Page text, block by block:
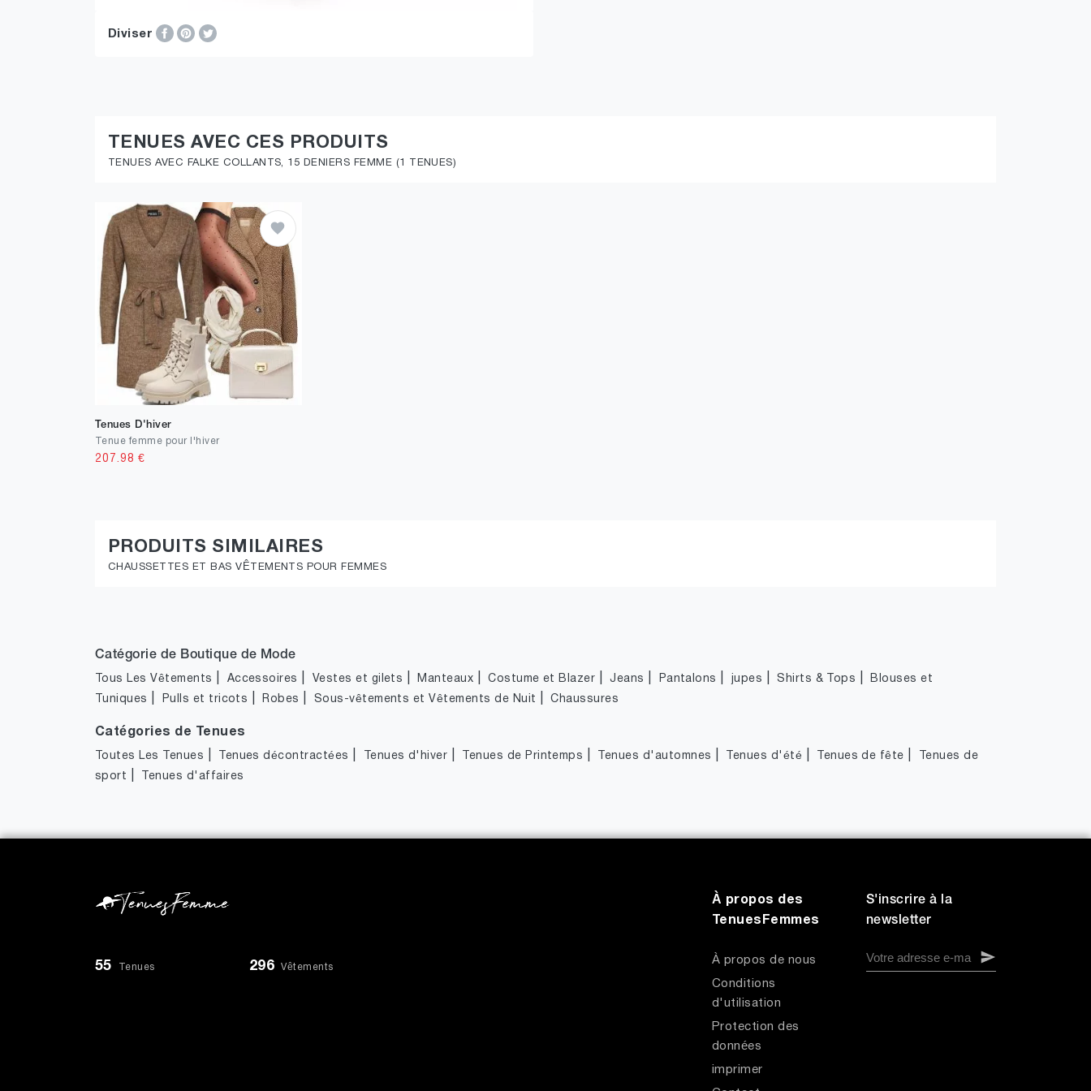
Diviser
TENUES AVEC CES PRODUITS
TENUES AVEC FALKE COLLANTS, 15 DENIERS FEMME (1 TENUES)
Tenues D'hiver
Tenue femme pour l'hiver
207.98 €
PRODUITS SIMILAIRES
CHAUSSETTES ET BAS VÊTEMENTS POUR FEMMES
Catégorie de Boutique de Mode
Tous Les Vêtements Accessoires Vestes et gilets Manteaux |Costume et Blazer |Jeans Pantalons jupes |Shirts & Tops
Blouses et
Tuniques
Pulls et tricots Robes Sous-vêtements et Vêtements de Nuit |Chaussures
Catégories de Tenues
Toutes Les Tenues Tenues décontractées Tenues d'hiver Tenues de Printemps Tenues d'automnes Tenues d'été Tenues de fête
Tenues de
sport
Tenues d'affaires
55 Tenues 296 Vêtements
À propos des
TenuesFemmes
À propos de nous
Conditions
d'utilisation
Protection des
données
imprimer
S'inscrire à la
newsletter